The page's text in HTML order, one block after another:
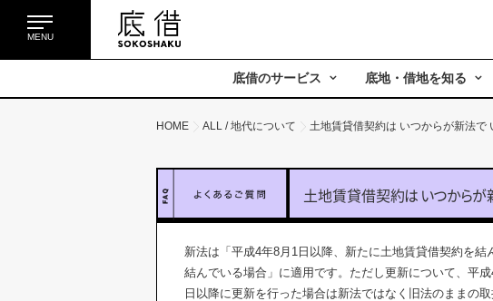
MENU
底借のサービス 底地・借地を知る
HOME ALL /地代について 土地賃貸借契約は いつからが新法で
土地賃貸借契約は いつからが
新法は「平成4年8月1日以降、新たに土地賃貸借契約を
結んでいる場合」に適用です。ただし更新について、平
日以降に更新を行った場合は新法ではなく旧法のままの取